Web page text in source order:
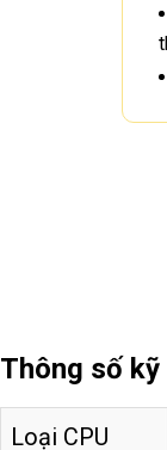
Thông số
Loại CPU